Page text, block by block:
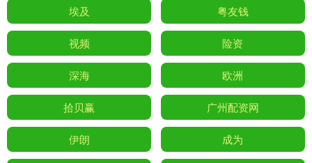
埃及 粤友钱
视频 险资
深海 欧洲
拾贝赢 广州配资网
伊朗 成为